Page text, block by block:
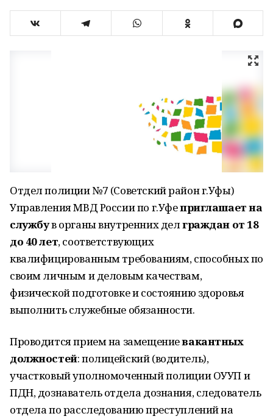
Отдел полиции №7 (Советский район г.Уфы)
Управления МВД России по г.Уфеприглашает на
службув органы внутренних делграждан от 18
до 40 лет, соответствующих
квалифицированным требованиям, способных по
своим личным и деловым качествам,
физической подготовке и состоянию здоровья
выполнить служебные обязанности.
Проводится прием на замещениевакантных
должностей: полицейский (водитель),
участковый уполномоченный полиции ОУУП и
ПДН, дознаватель отдела дознания, следователь
отдела по расследованию преступлений на